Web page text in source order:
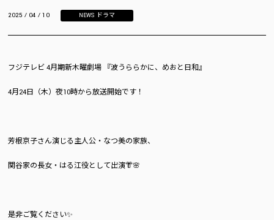
2025 / 04 / 10 NEWS ドラマ
フジテレビ 4月期新木曜劇場 『波うららかに、めおと日和』
4月24日（木）夜10時から放送開始です！
芳根京子さん演じる主人公・なつ美の家族、
関谷家の長女・はる江役として出演👘🌸
是非ご覧ください✨